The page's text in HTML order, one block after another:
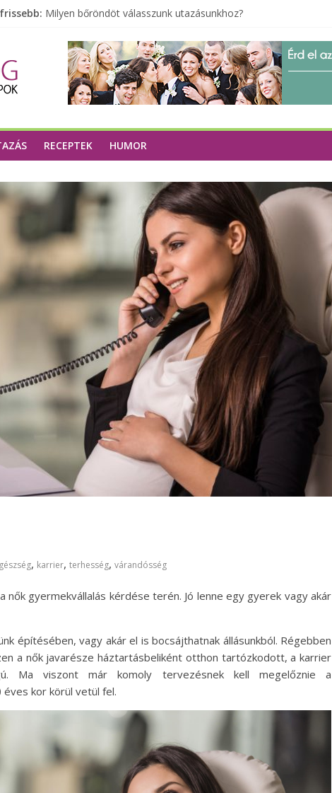
Milyen bőröndöt válasszunk utazásunkhoz?
Tartalék ajándék, amit szívesen megtartasz magadnak
Különleges tömörfa ládák Indiából
RECEPTEK HUMOR
, karrier, terhesség, várandósség
nők gyermekvállalás kérdése terén. Jó lenne egy gyerek vagy akár
építésében, vagy akár el is bocsájthatnak állásunkból. Régebben
a nők javarésze háztartásbeliként otthon tartózkodott, a karrier
Ma viszont már komoly tervezésnek kell megelőznie a
kor körül vetül fel.